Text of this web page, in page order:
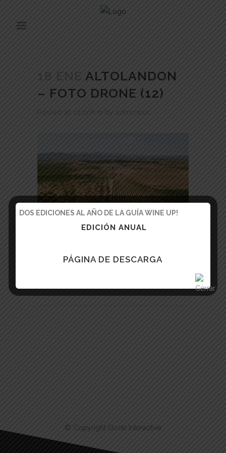
18 ENE ALTOLANDON
– FOTO DRONE (12)
Posted at 12:00h in by adminwuc
© Copyright Qode Interactive
DOS EDICIONES AL AÑO DE LA GUÍA WINE UP!
EDICIÓN ANUAL
PÁGINA DE DESCARGA